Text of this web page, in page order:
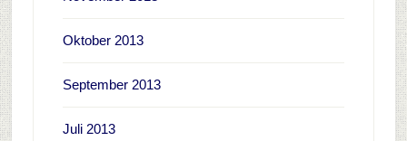
Oktober 2013
September 2013
Juli 2013